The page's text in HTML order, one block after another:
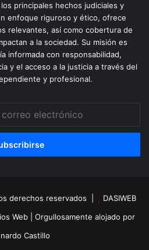
principales hechos judiciales y
enfoque riguroso y ético, ofrece
relevantes, así como cobertura de
a la sociedad. Su misión es
informada con responsabilidad,
y el acceso a la justicia a través del
y profesional.
derechos reservados |
DASIWEB
Web | Orgullosamente alojado por
Castillo